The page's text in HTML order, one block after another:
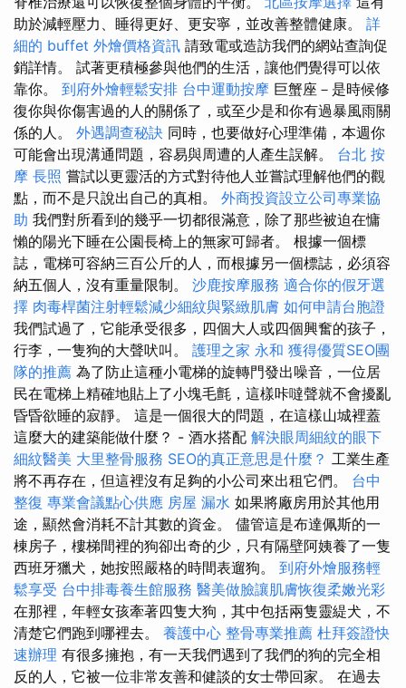
助於減輕壓力、睡得更好、更安寧，並改善整體健康。 詳
細的 buffet 外燴價格資訊 請致電或造訪我們的網站查詢促
銷詳情。 試著更積極參與他們的生活，讓他們覺得可以依
靠你。 到府外燴輕鬆安排 台中運動按摩 巨蟹座－是時候修
復你與你傷害過的人的關係了，或至少是和你有過暴風雨關
係的人。 外遇調查秘訣 同時，也要做好心理準備，本週你
可能會出現溝通問題，容易與周遭的人產生誤解。 台北 按
摩 長照 嘗試以更靈活的方式對待他人並嘗試理解他們的觀
點，而不是只說出自己的真相。 外商投資設立公司專業協
助 我們對所看到的幾乎一切都很滿意，除了那些被迫在慵
懶的陽光下睡在公園長椅上的無家可歸者。 根據一個標
誌，電梯可容納三百公斤的人，而根據另一個標誌，必須容
納五個人，沒有重量限制。 沙鹿按摩服務 適合你的假牙選
擇 肉毒桿菌注射輕鬆減少細紋與緊緻肌膚 如何申請台胞證
我們試過了，它能承受很多，四個大人或四個興奮的孩子，
行李，一隻狗的大聲吠叫。 護理之家 永和 獲得優質SEO團
隊的推薦 為了防止這種小電梯的旋轉門發出噪音，一位居
民在電梯上精確地貼上了小塊毛氈，這樣咔噠聲就不會擾亂
昏昏欲睡的寂靜。 這是一個很大的問題，在這樣山城裡蓋
這麼大的建築能做什麼？ - 酒水搭配 解決眼周細紋的眼下
細紋醫美 大里整骨服務 SEO的真正意思是什麼？ 工業生產
將不再存在，但這裡沒有足夠的小公司來出租它們。 台中
整復 專業會議點心供應 房屋 漏水 如果將廠房用於其他用
途，顯然會消耗不計其數的資金。 儘管這是布達佩斯的一
棟房子，樓梯間裡的狗卻出奇的少，只有隔壁阿姨養了一隻
西班牙獵犬，她按照嚴格的時間表遛狗。 到府外燴服務輕
鬆享受 台中排毒養生館服務 醫美做臉讓肌膚恢復柔嫩光彩
在那裡，年輕女孩牽著四隻大狗，其中包括兩隻靈緹犬，不
清楚它們跑到哪裡去。 養護中心 整骨專業推薦 杜拜簽證快
速辦理 有很多擁抱，有一天我們遇到了我們的狗的完全相
反的人，它被一位非常友善和健談的女士帶回家。 在過去